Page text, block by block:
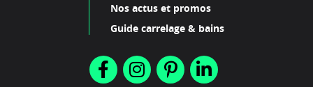
Nos actus et promos
Guide carrelage & bains